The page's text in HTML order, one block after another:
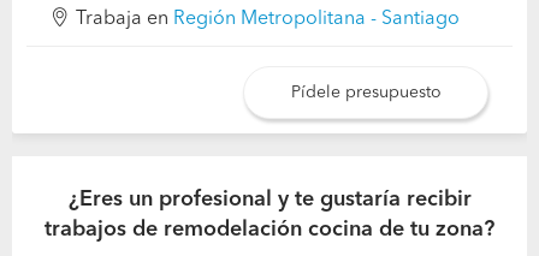
Trabaja en Región Metropolitana - Santiago
Pídele presupuesto
¿Eres un profesional y te gustaría recibir
trabajos de remodelación cocina de tu zona?